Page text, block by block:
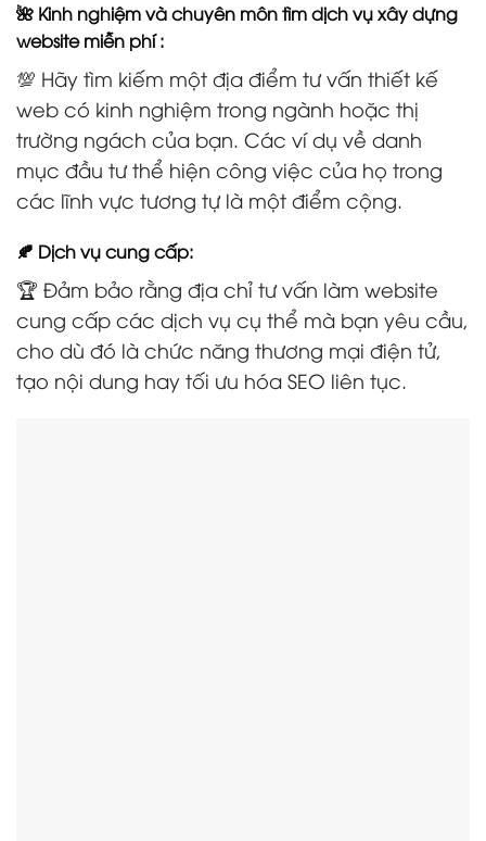
🌺 Kinh nghiệm và chuyên môn tìm dịch vụ xây dựng
website miễn phí :
💯 Hãy tìm kiếm một địa điểm tư vấn thiết kế
web có kinh nghiệm trong ngành hoặc thị
trường ngách của bạn. Các ví dụ về danh
mục đầu tư thể hiện công việc của họ trong
các lĩnh vực tương tự là một điểm cộng.
🍂 Dịch vụ cung cấp:
🏆 Đảm bảo rằng địa chỉ tư vấn làm website
cung cấp các dịch vụ cụ thể mà bạn yêu cầu,
cho dù đó là chức năng thương mại điện tử,
tạo nội dung hay tối ưu hóa SEO liên tục.